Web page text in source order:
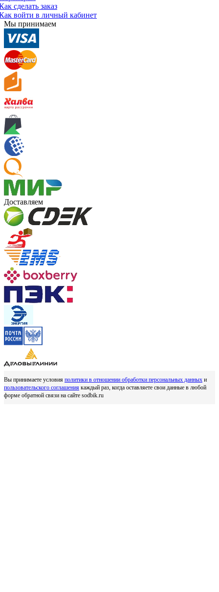
сделать заказ
войти в личный кабинет
Мы принимаем
Доставляем
Вы принимаете условия политики в отношении обработки персональных данных и
пользовательского соглашения каждый раз, когда оставляете свои данные в любой
форме обратной связи на сайте sodbik.ru